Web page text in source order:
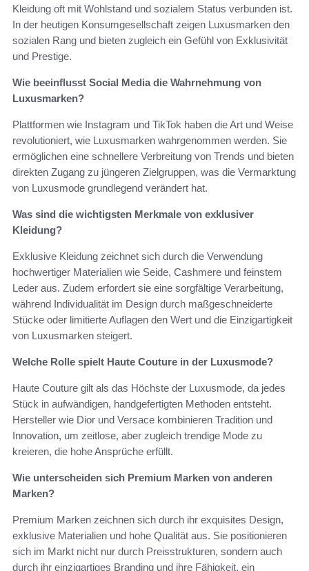
Kleidung oft mit Wohlstand und sozialem Status verbunden ist.
In der heutigen Konsumgesellschaft zeigen Luxusmarken den
sozialen Rang und bieten zugleich ein Gefühl von Exklusivität
und Prestige.
Wie beeinflusst Social Media die Wahrnehmung von
Luxusmarken?
Plattformen wie Instagram und TikTok haben die Art und Weise
revolutioniert, wie Luxusmarken wahrgenommen werden. Sie
ermöglichen eine schnellere Verbreitung von Trends und bieten
direkten Zugang zu jüngeren Zielgruppen, was die Vermarktung
von Luxusmode grundlegend verändert hat.
Was sind die wichtigsten Merkmale von exklusiver
Kleidung?
Exklusive Kleidung zeichnet sich durch die Verwendung
hochwertiger Materialien wie Seide, Cashmere und feinstem
Leder aus. Zudem erfordert sie eine sorgfältige Verarbeitung,
während Individualität im Design durch maßgeschneiderte
Stücke oder limitierte Auflagen den Wert und die Einzigartigkeit
von Luxusmarken steigert.
Welche Rolle spielt Haute Couture in der Luxusmode?
Haute Couture gilt als das Höchste der Luxusmode, da jedes
Stück in aufwändigen, handgefertigten Methoden entsteht.
Hersteller wie Dior und Versace kombinieren Tradition und
Innovation, um zeitlose, aber zugleich trendige Mode zu
kreieren, die hohe Ansprüche erfüllt.
Wie unterscheiden sich Premium Marken von anderen
Marken?
Premium Marken zeichnen sich durch ihr exquisites Design,
exklusive Materialien und hohe Qualität aus. Sie positionieren
sich im Markt nicht nur durch Preisstrukturen, sondern auch
durch ihr einzigartiges Branding und ihre Fähigkeit, ein